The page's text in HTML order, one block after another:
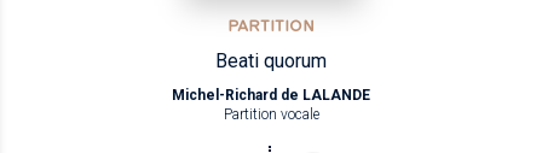
PARTITION
Beati quorum
Michel-Richard de LALANDE
Partition vocale